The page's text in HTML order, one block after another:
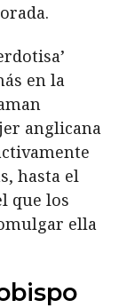
en la
anglicana
hasta el
que los
ella